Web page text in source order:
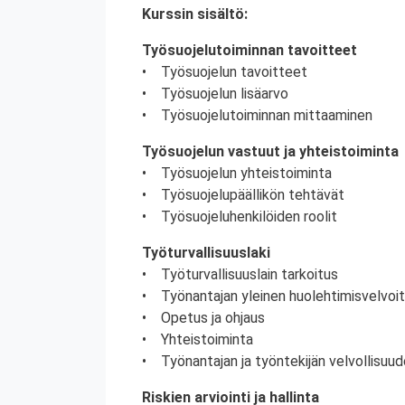
Kurssin sisältö:
Työsuojelutoiminnan tavoitteet
• Työsuojelun tavoitteet
• Työsuojelun lisäarvo
• Työsuojelutoiminnan mittaaminen
Työsuojelun vastuut ja yhteistoiminta
• Työsuojelun yhteistoiminta
• Työsuojelupäällikön tehtävät
• Työsuojeluhenkilöiden roolit
Työturvallisuuslaki
• Työturvallisuuslain tarkoitus
• Työnantajan yleinen
• Opetus ja ohjaus
• Yhteistoiminta
• Työnantajan ja työntekijän
Riskien arviointi ja hallinta